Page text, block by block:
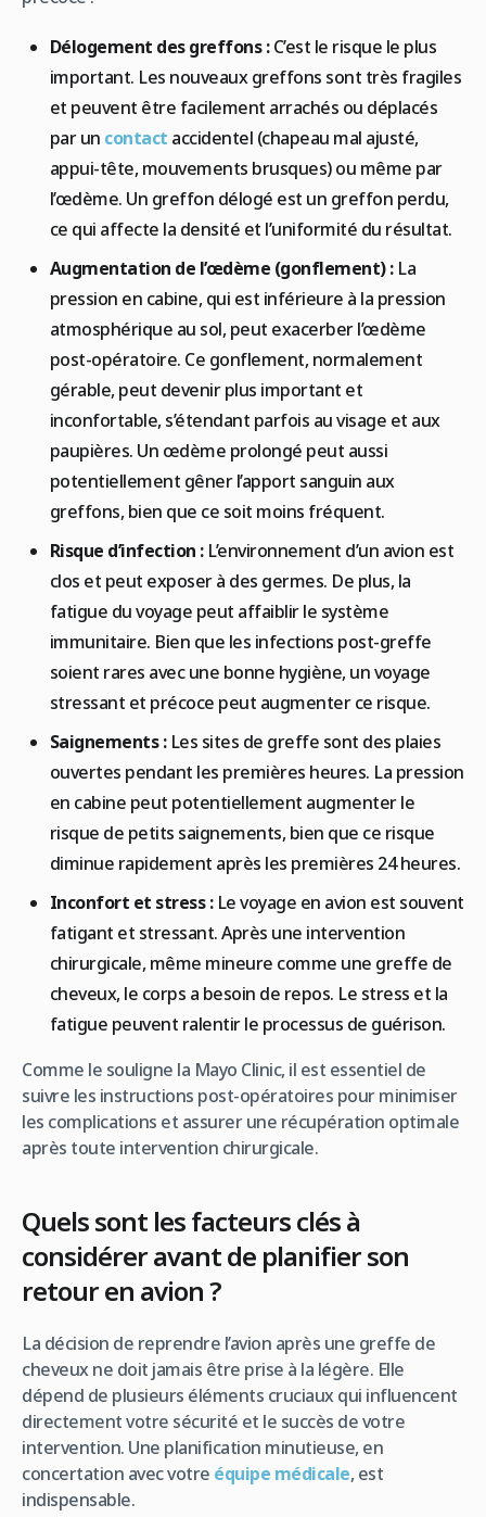
Délogement des greffons :C’est le risque le plus
important. Les nouveaux greffons sont très fragiles
et peuvent être facilement arrachés ou déplacés
par un contact accidentel (chapeau mal ajusté,
appui-tête, mouvements brusques) ou même par
l’œdème. Un greffon délogé est un greffon perdu,
ce qui affecte la densité et l’uniformité du résultat.
Augmentation de l’œdème (gonflement) :La
pression en cabine, qui est inférieure à la pression
atmosphérique au sol, peut exacerber l’œdème
post-opératoire. Ce gonflement, normalement
gérable, peut devenir plus important et
inconfortable, s’étendant parfois au visage et aux
paupières. Un œdème prolongé peut aussi
potentiellement gêner l’apport sanguin aux
greffons, bien que ce soit moins fréquent.
Risque d’infection :L’environnement d’un avion est
clos et peut exposer à des germes. De plus, la
fatigue du voyage peut affaiblir le système
immunitaire. Bien que les infections post-greffe
soient rares avec une bonne hygiène, un voyage
stressant et précoce peut augmenter ce risque.
Saignements :Les sites de greffe sont des plaies
ouvertes pendant les premières heures. La pression
en cabine peut potentiellement augmenter le
risque de petits saignements, bien que ce risque
diminue rapidement après les premières 24 heures.
Inconfort et stress :Le voyage en avion est souvent
fatigant et stressant. Après une intervention
chirurgicale, même mineure comme une greffe de
cheveux, le corps a besoin de repos. Le stress et la
fatigue peuvent ralentir le processus de guérison.
Comme le souligne la Mayo Clinic, il est essentiel de
suivre les instructions post-opératoires pour minimiser
les complications et assurer une récupération optimale
après toute intervention chirurgicale.
Quels sont les facteurs clés à
considérer avant de planifier son
retour en avion ?
La décision de reprendre l’avion après une greffe de
cheveux ne doit jamais être prise à la légère. Elle
dépend de plusieurs éléments cruciaux qui influencent
directement votre sécurité et le succès de votre
intervention. Une planification minutieuse, en
concertation avec votre équipe médicale, est
indispensable.